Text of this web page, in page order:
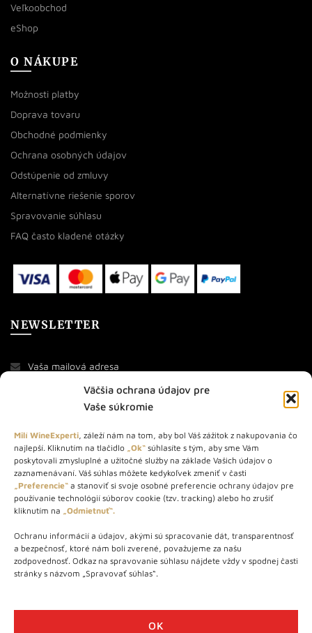
Väčšia ochrana údajov pre
Vaše súkromie
Milí WineExperti, záleží nám na tom, aby bol Váš zážitok z nakupovania čo
najlepší. Kliknutím na tlačidlo „Ok“ súhlasíte s tým, aby sme Vám
poskytovali zmysluplné a užitočné služby na základe Vašich údajov o
zaznamenávaní. Váš súhlas môžete kedykoľvek zmeniť v časti
„Preferencie“ a stanoviť si svoje osobné preferencie ochrany údajov pre
používanie technológií súborov cookie (tzv. tracking) alebo ho zrušiť
kliknutím na „Odmietnuť“.
Ochranu informácií a údajov, akými sú spracovanie dát, transparentnosť
a bezpečnosť, ktoré nám boli zverené, považujeme za našu
zodpovednosť. Odkaz na spravovanie súhlasu nájdete vždy v spodnej časti
stránky s názvom „Spravovať súhlas“.
OK
Veľkoobchod
eShop
O NÁKUPE
Možnosti platby
Doprava tovaru
Obchodné podmienky
Ochrana osobných údajov
Odstúpenie od zmluvy
Alternatívne riešenie sporov
Spravovanie súhlasu
FAQ často kladené otázky
NEWSLETTER
O NÁS
STORE – obchod s vínom a destilátmi od roku 2010. Na našej
webovej stránke predávame viac ako 1000+ značkových
produktov.
Info tel.: +421 917 779 888
Vínotéka: +421 917 888 879
Vínotéka: Bratislavská 49/B, Bratislava 841 06